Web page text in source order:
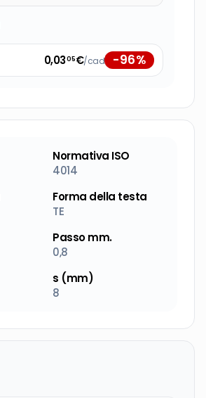
0,0305€/cad -96%
Normativa ISO
4014
Forma della testa
TE
Passo mm.
0,8
s (mm)
8